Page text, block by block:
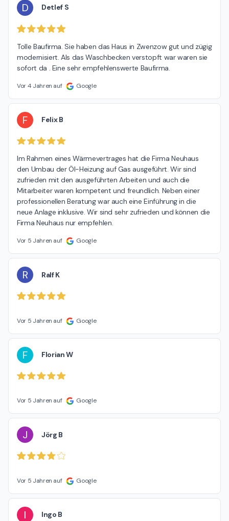
D Detlef S
Tolle Baufirma. Sie haben das Haus in Zwenzow gut und zügig
modernisiert. Als das Waschbecken verstopft war waren sie
sofort da . Eine sehr empfehlenswerte Baufirma.
Vor 4 Jahren auf Google
F Felix B
Im Rahmen eines Wärmevertrages hat die Firma Neuhaus
den Umbau der Öl-Heizung auf Gas ausgeführt. Wir sind
zufrieden mit den ausgeführten Arbeiten und auch die
Mitarbeiter waren kompetent und freundlich. Neben einer
professionellen Beratung war auch eine Einführung in die
neue Anlage inklusive. Wir sind sehr zufrieden und können die
Firma Neuhaus nur empfehlen.
Vor 5 Jahren auf Google
R Ralf K
Vor 5 Jahren auf Google
F Florian W
Vor 5 Jahren auf Google
J Jörg B
Vor 5 Jahren auf Google
I Ingo B